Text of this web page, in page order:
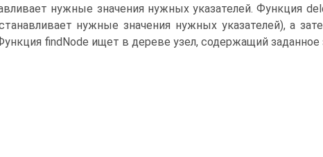
нужные значения нужных указателей. Функция
нужные значения нужных указателей), а
findNode ищет в дереве узел, содержащий заданное